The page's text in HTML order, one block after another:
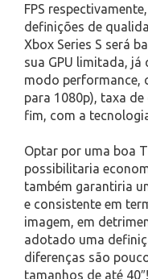
FPS
definições de
Xbox Series S será
sua GPU limitada,
modo performance,
para 1080p), taxa de
fim, com a
Optar por uma boa
possibilitaria
também garantiria
e consistente em
imagem, em
adotado uma
diferenças são
tamanhos de até